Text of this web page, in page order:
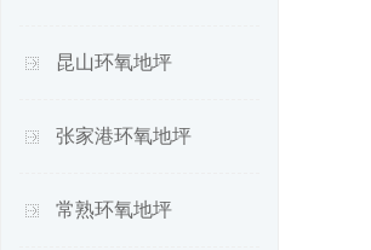
昆山环氧地坪
张家港环氧地坪
常熟环氧地坪